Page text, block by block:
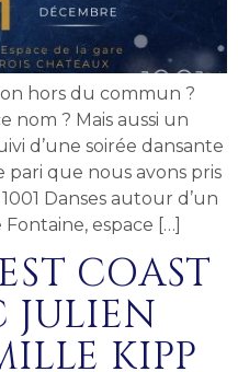
hors du commun ?
nom ? Mais aussi un
d’une soirée dansante
pari que nous avons pris
Danses autour d’un
espace […]
COAST
JULIEN
KIPP